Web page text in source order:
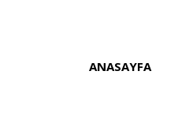
ANASAYFA